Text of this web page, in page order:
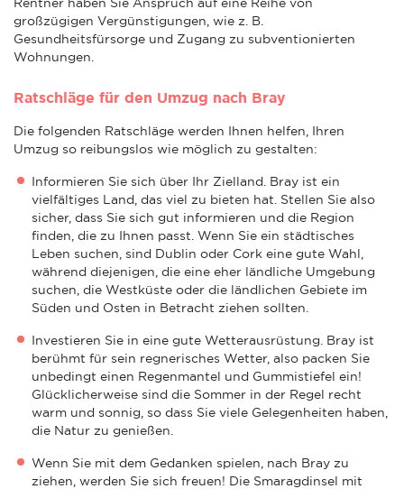
großzügigen Vergünstigungen, wie z. B.
Gesundheitsfürsorge und Zugang zu subventionierten
Wohnungen.
Ratschläge für den Umzug nach Bray
Die folgenden Ratschläge werden Ihnen helfen, Ihren
Umzug so reibungslos wie möglich zu gestalten:
Informieren Sie sich über Ihr Zielland. Bray ist ein
vielfältiges Land, das viel zu bieten hat. Stellen Sie also
sicher, dass Sie sich gut informieren und die Region
finden, die zu Ihnen passt. Wenn Sie ein städtisches
Leben suchen, sind Dublin oder Cork eine gute Wahl,
während diejenigen, die eine eher ländliche Umgebung
suchen, die Westküste oder die ländlichen Gebiete im
Süden und Osten in Betracht ziehen sollten.
Investieren Sie in eine gute Wetterausrüstung. Bray ist
berühmt für sein regnerisches Wetter, also packen Sie
unbedingt einen Regenmantel und Gummistiefel ein!
Glücklicherweise sind die Sommer in der Regel recht
warm und sonnig, so dass Sie viele Gelegenheiten haben,
die Natur zu genießen.
Wenn Sie mit dem Gedanken spielen, nach Bray zu
ziehen, werden Sie sich freuen! Die Smaragdinsel mit